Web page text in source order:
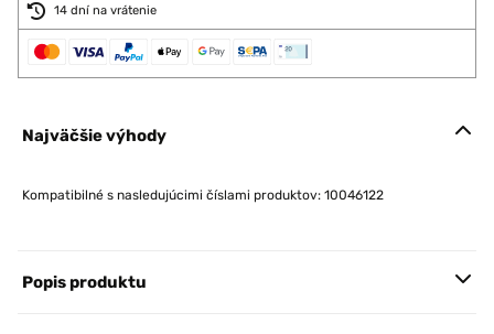
14 dní na vrátenie
Najväčšie výhody
Kompatibilné s nasledujúcimi číslami produktov: 10046122
Popis produktu